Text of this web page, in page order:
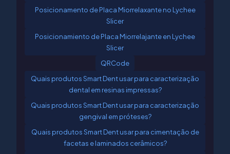
Posicionamento de Placa Miorrelaxante no Lychee
Slicer
Posicionamiento de Placa Miorrelajante en Lychee
Slicer
QRCode
Quais produtos Smart Dent usar para caracterização
dental em resinas impressas?
Quais produtos Smart Dent usar para caracterização
gengival em próteses?
Quais produtos Smart Dent usar para cimentação de
facetas e laminados cerâmicos?